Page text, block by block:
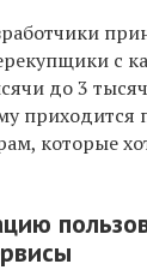
с
до 3
приходится
которые